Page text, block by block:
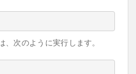
次のように実行します。